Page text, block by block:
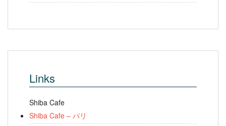
Links
Shiba Cafe
Shiba Cafe – パリ